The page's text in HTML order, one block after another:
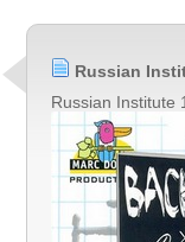
Russian
Russian Institute